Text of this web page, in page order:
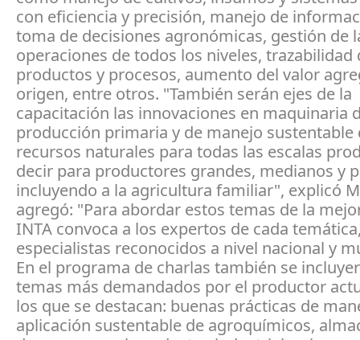
con eficiencia y precisión, manejo de
toma de decisiones agronómicas, gestión de
operaciones de todos los niveles, trazabilidad
productos y procesos, aumento del valor
origen, entre otros. "También serán ejes de la
capacitación las innovaciones en maquinaria
producción primaria y de manejo sustentable
recursos naturales para todas las escalas
decir para productores grandes, medianos y
incluyendo a la agricultura familiar", explicó
agregó: "Para abordar estos temas de la
INTA convoca a los expertos de cada
especialistas reconocidos a nivel nacional y
En el programa de charlas también se
temas más demandados por el productor
los que se destacan: buenas prácticas de
aplicación sustentable de agroquímicos,